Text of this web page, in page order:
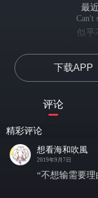
最
Can't
似乎
这话
为什么你总
I hate it,
我恨它，
To
下载APP
评论
精彩评论
想看海和吹風
2019年9月7日
“不想输需要理